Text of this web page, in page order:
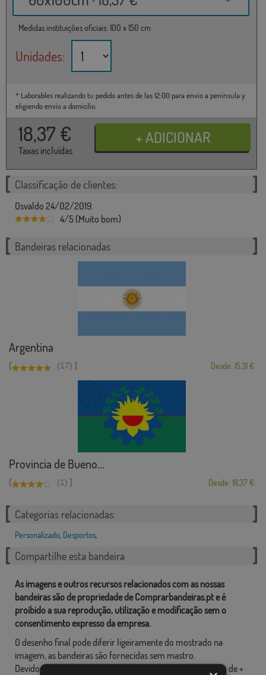
Medidas instituições oficiais: 100 x 150 cm
Unidades:
* Laborables realizando tu pedido antes de las 12:00 para envío a península y
eligiendo envío a domicilio.
18,37 €
Taxas incluídas
Classificação de clientes:
Osvaldo 24/02/2019.
4/5 (Muito bom)
Bandeiras relacionadas
Argentina
[ (17) ] Desde: 15,31 €
Provincia de Bueno...
[ (1) ] Desde: 18,37 €
Categorias relacionadas:
Personalizado, Desportos,
Compartilhe esta bandeira
As imagens e outros recursos relacionados com as nossas
bandeiras são de propriedade de Comprarbandeiras.pt e é
proibido a sua reprodução, utilização e modificação sem o
consentimento expresso da empresa.
O desenho final pode diferir ligeiramente do mostrado na
imagem, as bandeiras são fornecidas sem mastro.
Devido ao formato de produção, pode haver uma variação de +